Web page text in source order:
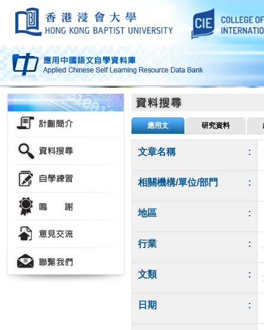
應用文 研究資料
文章名稱 :
相關機構/單位/部門 :
地區 :
行業 :
文類 :
日期 :